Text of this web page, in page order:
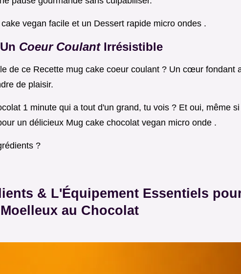
vegan facile et un Dessert rapide micro ondes .
Coeur Coulant Irrésistible
de ce Recette mug cake coeur coulant ? Un cœur fondant
de plaisir.
1 minute qui a tout d'un grand, tu vois ? Et oui, même
un délicieux Mug cake chocolat vegan micro onde .
?
& L'Équipement Essentiels
au Chocolat